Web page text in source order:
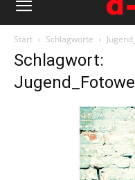
Start Schlagworte
Schlagwort: